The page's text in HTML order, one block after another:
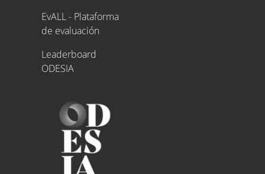
EvALL - Plataforma
de evaluación
Leaderboard
ODESIA